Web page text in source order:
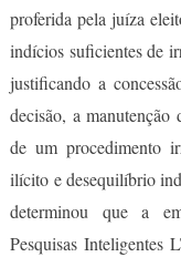
proferida pela juíza
indícios suficientes de
justificando a
decisão, a
de um procedimento
ilícito e desequilíbrio
determinou que a
Pesquisas